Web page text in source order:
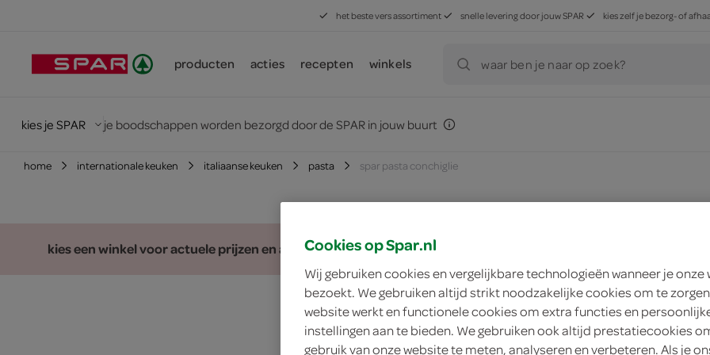
het beste vers assortiment snelle levering door jouw SPAR kies zelf je bezorg- of
producten acties recepten winkels waar ben je naar op zoek?
kies je SPAR je boodschappen worden bezorgd door de SPAR in jouw buurt
home internationale keuken italiaanse keuken pasta spar pasta conchiglie
kies een winkel voor actuele prijzen en assortiment
Spar pasta
Cookies op Spar.nl
Wij gebruiken cookies en vergelijkbare technologieën wanneer je onze
bezoekt. We gebruiken altijd strikt noodzakelijke cookies om te
website werkt en functionele cookies om extra functies en
instellingen aan te bieden. We gebruiken ook altijd prestatiecookies
gebruik van onze website te meten, analyseren en verbeteren. Als je